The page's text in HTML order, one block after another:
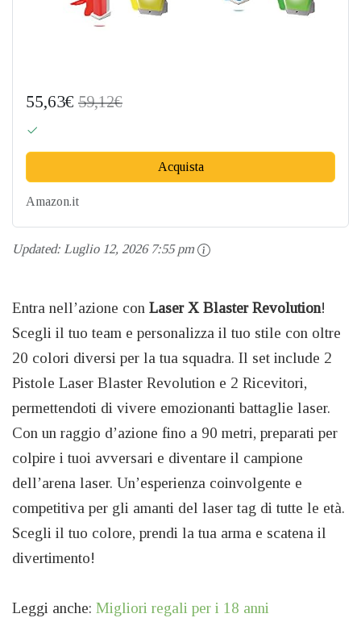
55,63€ 59,12€
Acquista
Amazon.it
Updated: Luglio 12, 2026 7:55 pm
Entra nell’azione con Laser X Blaster Revolution!
Scegli il tuo team e personalizza il tuo stile con oltre
20 colori diversi per la tua squadra. Il set include 2
Pistole Laser Blaster Revolution e 2 Ricevitori,
permettendoti di vivere emozionanti battaglie laser.
Con un raggio d’azione fino a 90 metri, preparati per
colpire i tuoi avversari e diventare il campione
dell’arena laser. Un’esperienza coinvolgente e
competitiva per gli amanti del laser tag di tutte le età.
Scegli il tuo colore, prendi la tua arma e scatena il
divertimento!
Leggi anche: Migliori regali per i 18 anni